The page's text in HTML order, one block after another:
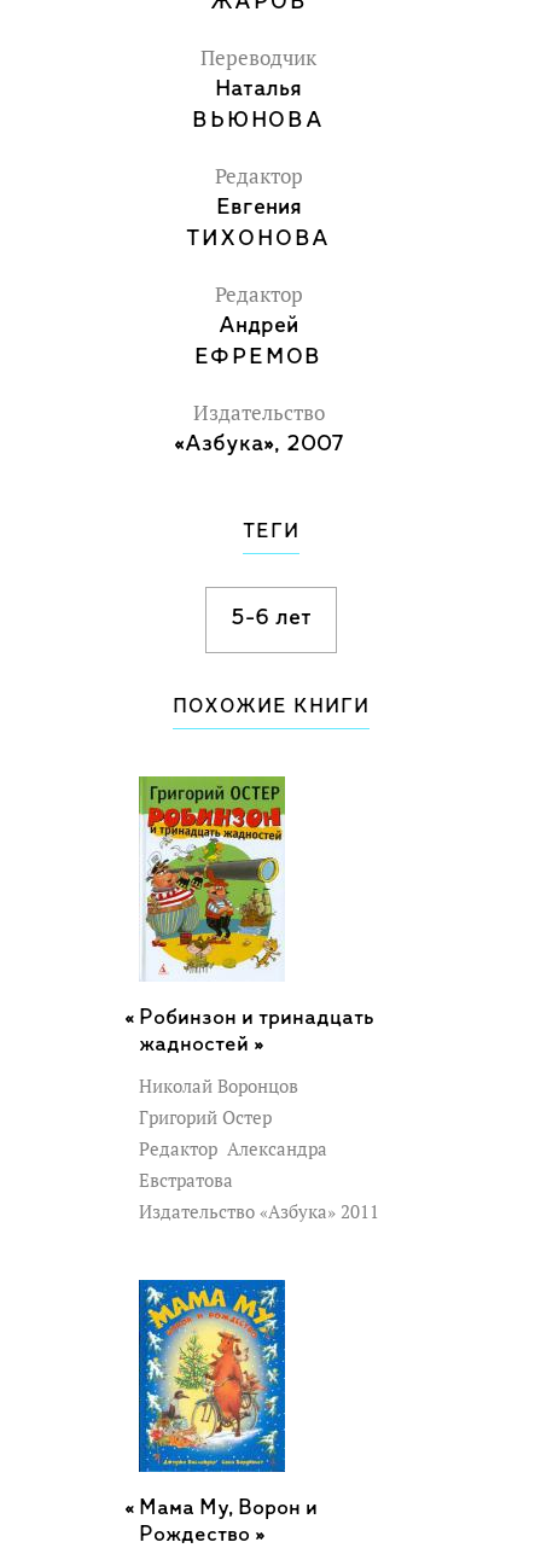
Переводчик
Наталья
ВЬЮНОВА
Редактор
Евгения
ТИХОНОВА
Редактор
Андрей
ЕФРЕМОВ
Издательство
«Азбука», 2007
ТЕГИ
5-6 лет
ПОХОЖИЕ КНИГИ
Робинзон и тринадцать
жадностей »
Николай Воронцов
Григорий Остер
Редактор Александра
Евстратова
Издательство «Азбука» 2011
Мама Му, Ворон и
Рождество »